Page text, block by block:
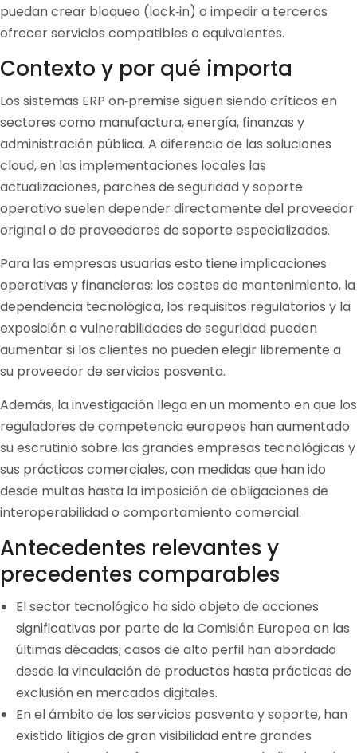
puedan crear bloqueo (lock‑in) o impedir a terceros
ofrecer servicios compatibles o equivalentes.
Contexto y por qué importa
Los sistemas ERP on‑premise siguen siendo críticos en
sectores como manufactura, energía, finanzas y
administración pública. A diferencia de las soluciones
cloud, en las implementaciones locales las
actualizaciones, parches de seguridad y soporte
operativo suelen depender directamente del proveedor
original o de proveedores de soporte especializados.
Para las empresas usuarias esto tiene implicaciones
operativas y financieras: los costes de mantenimiento, la
dependencia tecnológica, los requisitos regulatorios y la
exposición a vulnerabilidades de seguridad pueden
aumentar si los clientes no pueden elegir libremente a
su proveedor de servicios posventa.
Además, la investigación llega en un momento en que los
reguladores de competencia europeos han aumentado
su escrutinio sobre las grandes empresas tecnológicas y
sus prácticas comerciales, con medidas que han ido
desde multas hasta la imposición de obligaciones de
interoperabilidad o comportamiento comercial.
Antecedentes relevantes y
precedentes comparables
El sector tecnológico ha sido objeto de acciones
significativas por parte de la Comisión Europea en las
últimas décadas; casos de alto perfil han abordado
desde la vinculación de productos hasta prácticas de
exclusión en mercados digitales.
En el ámbito de los servicios posventa y soporte, han
existido litigios de gran visibilidad entre grandes